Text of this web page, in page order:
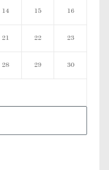
14 15 16
21 22 23
28 29 30